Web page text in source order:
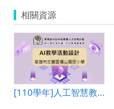
相關資源
[110學年]人工智慧教學活動設計―高雄市左營區福山國民小學